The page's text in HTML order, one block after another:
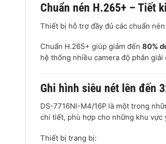
Chuẩn nén H.265+ – Tiết
Thiết bị hỗ trợ đầy đủ các chuẩn
Chuẩn H.265+ giúp giảm đến 80%
hệ thống nhiều camera độ phân giải
Ghi hình siêu nét lên đến
DS-7716NI-M4/16P là một trong
chi tiết, phù hợp cho những khu vực
Thiết bị trang bị: